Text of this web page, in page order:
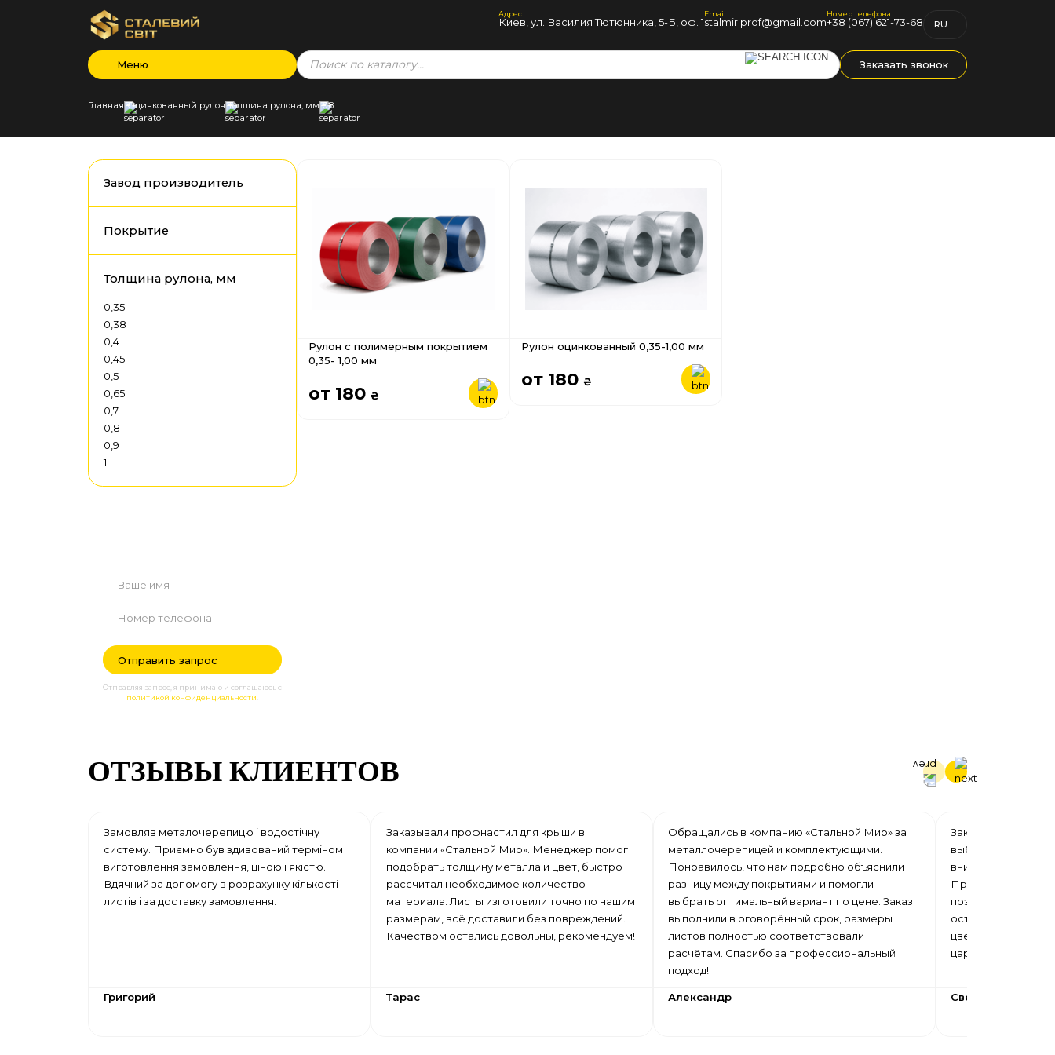
Адрес:
Киев, ул. Василия Тютюнника, 5-Б, оф. 1
Email:
stalmir.prof@gmail.com
Номер телефона:
+38 (067) 621-73-68
RU
Меню
Products
search
Заказать звонок
Главная Оцинкованный рулон Толщина рулона, мм 0,8
Завод производитель
Покрытие
Толщина рулона, мм
0,35
0,38
0,4
0,45
0,5
0,65
0,7
0,8
0,9
1
Отправляя запрос, я принимаю и соглашаюсь с
политикой конфиденциальности
Рулон с полимерным покрытием
0,35- 1,00 мм
от 180 ₴
Рулон оцинкованный 0,35-1,00 мм
от 180₴
ОТЗЫВЫ КЛИЕНТОВ
Замовляв металочерепицю і водостічну
систему. Приємно був здивований терміном
виготовлення замовлення, ціною і якістю.
Вдячний за допомогу в розрахунку кількості
листів і за доставку замовлення.
Григорий
Заказывали профнастил для крыши в
компании «Стальной Мир». Менеджер помог
подобрать толщину металла и цвет, быстро
рассчитал необходимое количество
материала. Листы изготовили точно по нашим
размерам, всё доставили без повреждений.
Качеством остались довольны, рекомендуем!
Тарас
Обращались в компанию «Стальной Мир» за
металлочерепицей и комплектующими.
Понравилось, что нам подробно объяснили
разницу между покрытиями и помогли
выбрать оптимальный вариант по цене. Заказ
выполнили в оговорённый срок, размеры
листов полностью соответствовали
расчётам. Спасибо за профессиональный
подход!
Александр
Заказывали
выбор цветов,
внимательное
Профнастил
поэтому во время
осталось
цвет
царапин.
Светлана